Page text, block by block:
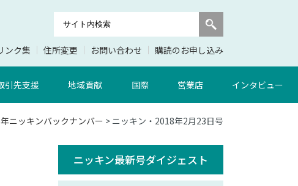
ンク集 住所変更 お問い合わせ 購読のお申し込み
引先支援 地域貢献 国際 営業店 インタビュー
ニッキンバックナンバー > ニッキン・2018年2月23日号
ニッキン最新号ダイジェスト